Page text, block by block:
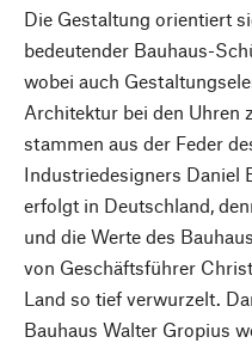
Die Gestaltung orientiert
bedeutender Bauhaus-
wobei auch
Architektur bei den Uhren
stammen aus der Feder
Industriedesigners Daniel
erfolgt in Deutschland,
und die Werte des
von Geschäftsführer
Land so tief verwurzelt.
Bauhaus Walter Gropius